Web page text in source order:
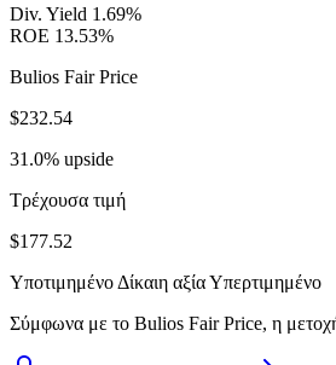
Div. Yield 1.69%
ROE 13.53%
Bulios Fair Price
$232.54
31.0% upside
Τρέχουσα τιμή
$177.52
Υποτιμημένο Δίκαιη αξίαΥπερτιμημένο
Σύμφωνα με το Bulios Fair Price, η μετοχή